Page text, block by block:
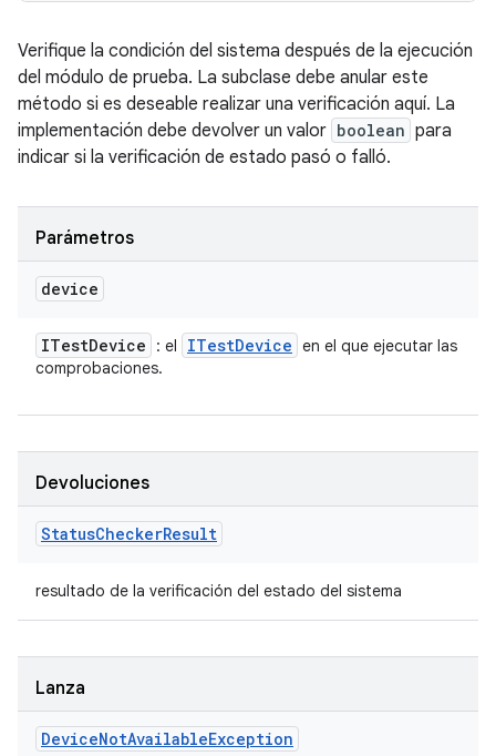
Verifique la condición del sistema después de la ejecución
del módulo de prueba. La subclase debe anular este
método si es deseable realizar una verificación aquí. La
implementación debe devolver un valor boolean para
indicar si la verificación de estado pasó o falló.
Parámetros
device
ITestDevice : el ITestDevice en el que ejecutar las
comprobaciones.
Devoluciones
StatusCheckerResult
resultado de la verificación del estado del sistema
Lanza
DeviceNotAvailableException